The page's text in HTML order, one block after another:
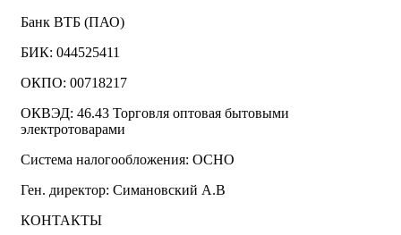
Банк ВТБ (ПАО)
БИК: 044525411
ОКПО: 00718217
ОКВЭД: 46.43 Торговля оптовая бытовыми
электротоварами
Система налогообложения: ОСНО
Ген. директор: Симановский А.В
КОНТАКТЫ